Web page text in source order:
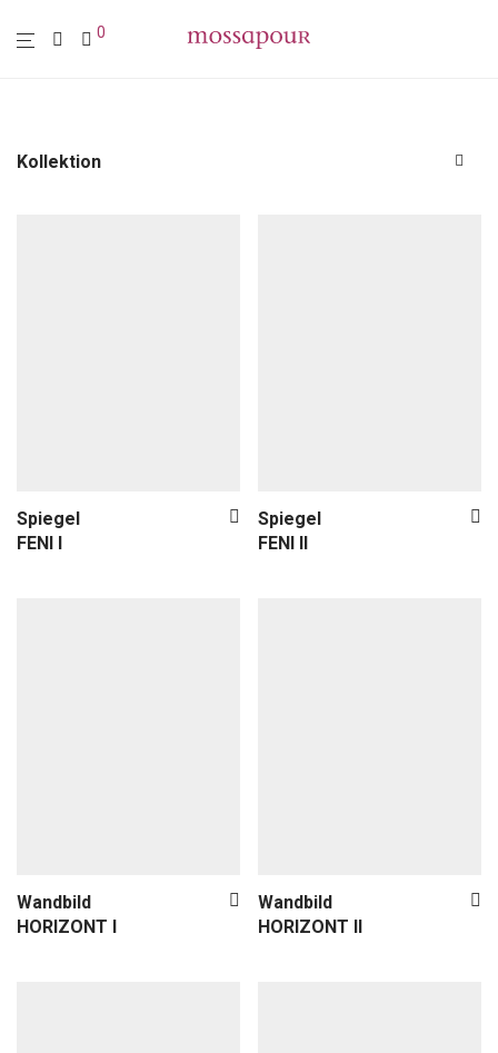
0
Kollektion
Sale
Spiegel
FENI I
Spiegel
FENI II
Wandbild
HORIZONT I
Wandbild
HORIZONT II